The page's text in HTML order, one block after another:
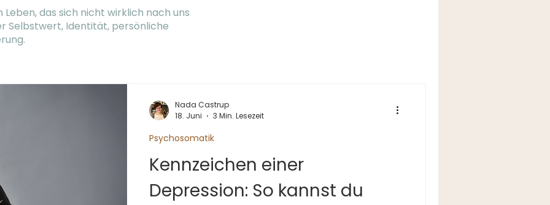
das sich nicht wirklich nach uns
Selbstwert, Identität, persönliche
Kennzeichen einer
Depression: So kannst du
Psychosomatik
Nada Castrup
18. Juni
3 Min. Lesezeit